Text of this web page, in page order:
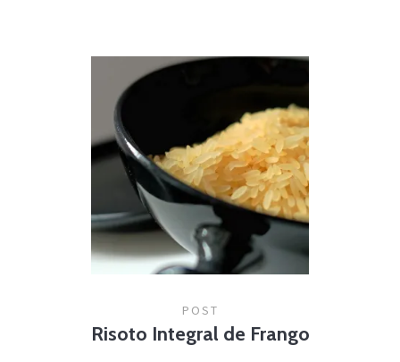
POST
Risoto Integral de Frango